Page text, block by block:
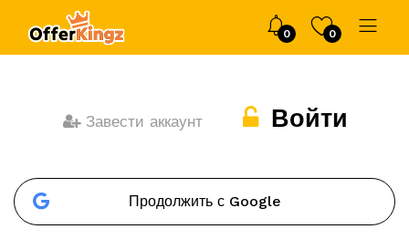
0 0
Завести аккаунт Войти
Продолжить с Google